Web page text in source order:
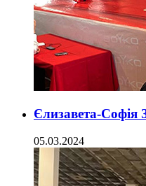
Єлизавета-Софія
05.03.2024